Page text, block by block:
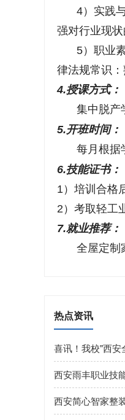
4）实践
强对行业现
5）职业
律法规常识
4.授课方式：
集中脱产
5.开班时间：
每月根据
6.技能证书：
1）培训合格
2）考取轻工
7.就业推荐：
全屋定制
热点资讯
喜讯！我校"西安
西安雨丰职业技
西安简心智家整